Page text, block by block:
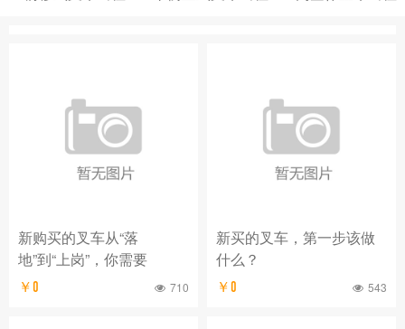
新购买的叉车从“落
地”到“上岗”，你需要
￥0 710
新买的叉车，第一步该做
什么？
￥0 543